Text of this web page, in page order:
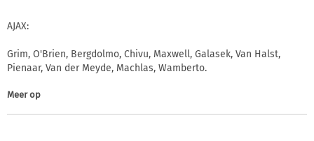
AJAX:
Grim, O'Brien, Bergdolmo, Chivu, Maxwell, Galasek, Van Halst,
Pienaar, Van der Meyde, Machlas, Wamberto.
Meer op